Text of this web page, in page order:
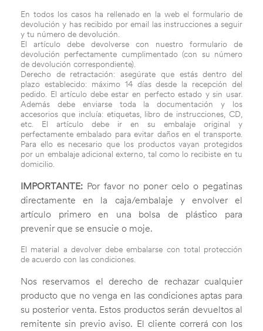
En todos los casos ha rellenado en la web el formulario de
devolución y has recibido por email las instrucciones a seguir
y tu número de devolución.
El artículo debe devolverse con nuestro formulario de
devolución perfectamente cumplimentado (con su número
de devolución correspondiente).
Derecho de retractación: asegúrate que estás dentro del
plazo establecido: máximo 14 días desde la recepción del
pedido. El artículo debe estar en perfecto estado y sin usar.
Además debe enviarse toda la documentación y los
accesorios que incluía: etiquetas, libro de instrucciones, CD,
etc. El artículo debe ir en su embalaje original y
perfectamente embalado para evitar daños en el transporte.
Para ello es necesario que los productos vayan protegidos
por un embalaje adicional externo, tal como lo recibiste en tu
domicilio.
IMPORTANTE: Por favor no poner celo o pegatinas
directamente en la caja/embalaje y envolver el
artículo primero en una bolsa de plástico para
prevenir que se ensucie o moje.
El material a devolver debe embalarse con total protección
de acuerdo con las condiciones.
Nos reservamos el derecho de rechazar cualquier
producto que no venga en las condiciones aptas para
su posterior venta. Estos productos serán devueltos al
remitente sin previo aviso. El cliente correrá con los